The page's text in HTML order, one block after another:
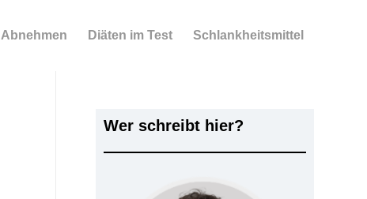
Abnehmen Diäten im Test Schlankheitsmittel
Wer schreibt hier?